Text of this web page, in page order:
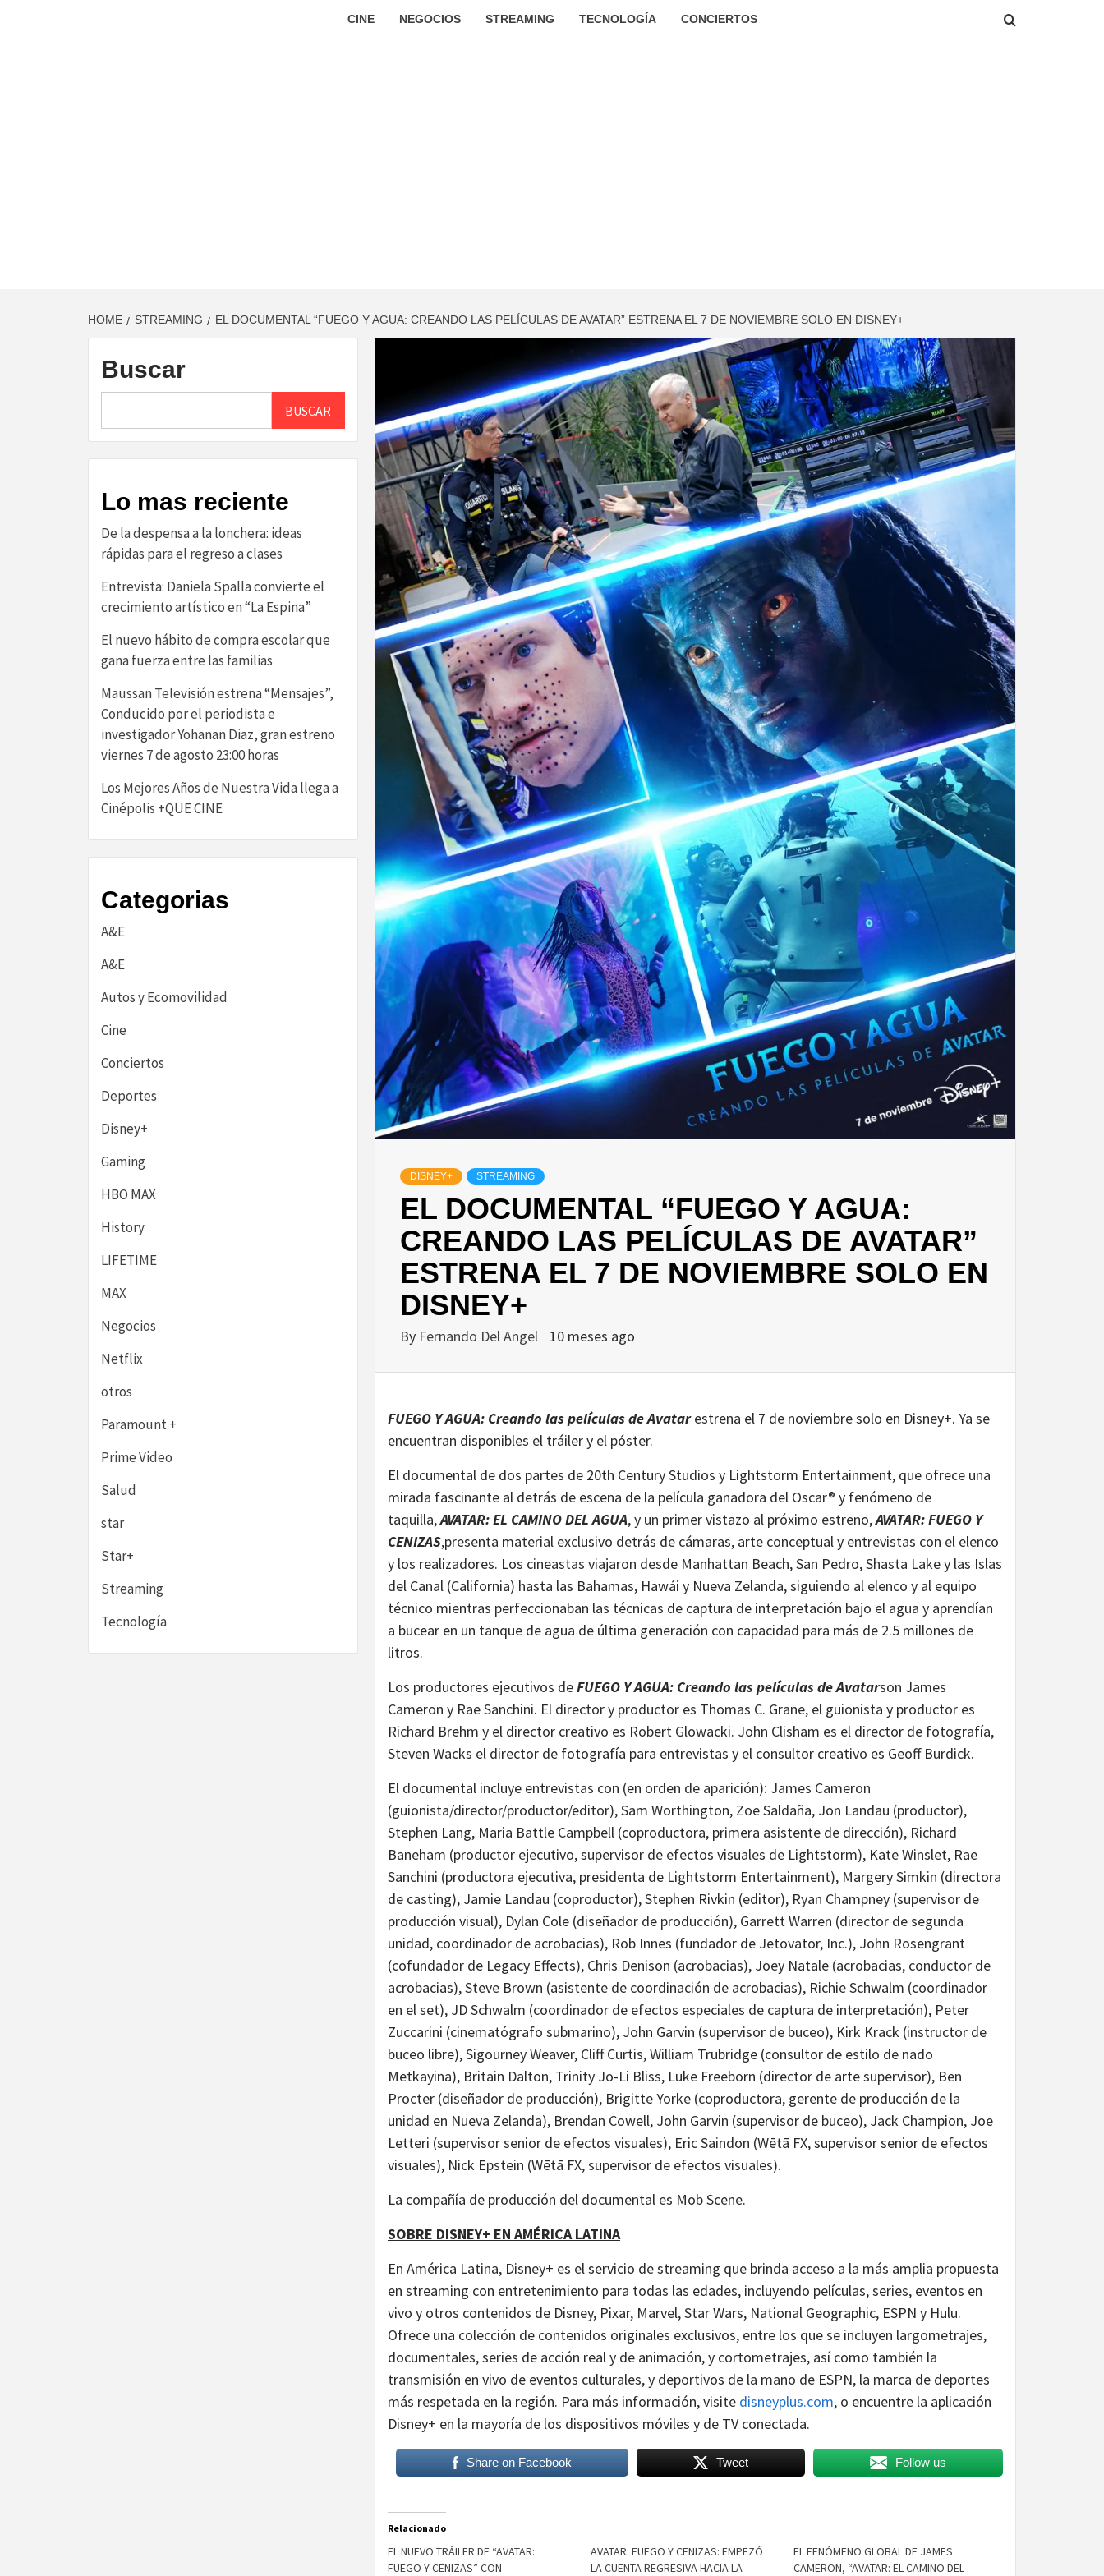
CINE NEGOCIOS STREAMING TECNOLOGÍA CONCIERTOS
HOME STREAMING EL DOCUMENTAL “FUEGO Y AGUA: CREANDO LAS PELÍCULAS DE AVATAR” ESTRENA EL 7 DE NOVIEMBRE SOLO EN DISNEY+
DISNEY+ STREAMING
EL DOCUMENTAL “FUEGO Y AGUA:
CREANDO LAS PELÍCULAS DE AVATAR”
ESTRENA EL 7 DE NOVIEMBRE SOLO EN
DISNEY+
By Fernando Del Angel 10 meses ago
FUEGO Y AGUA: Creando las películas de Avatarestrena el 7 de noviembre solo en Disney+. Ya se
encuentran disponibles el tráiler y el póster.
El documental de dos partes de 20th Century Studios y Lightstorm Entertainment, que ofrece una
mirada fascinante al detrás de escena de la película ganadora del Oscar® y fenómeno de
taquilla,AVATAR: EL CAMINO DEL AGUA, y un primer vistazo al próximo estreno,AVATAR: FUEGO Y
CENIZAS,presenta material exclusivo detrás de cámaras, arte conceptual y entrevistas con el elenco
y los realizadores. Los cineastas viajaron desde Manhattan Beach, San Pedro, Shasta Lake y las Islas
del Canal (California) hasta las Bahamas, Hawái y Nueva Zelanda, siguiendo al elenco y al equipo
técnico mientras perfeccionaban las técnicas de captura de interpretación bajo el agua y aprendían
a bucear en un tanque de agua de última generación con capacidad para más de 2.5 millones de
litros.
Los productores ejecutivos deFUEGO Y AGUA: Creando las películas de Avatarson James
Cameron y Rae Sanchini. El director y productor es Thomas C. Grane, el guionista y productor es
Richard Brehm y el director creativo es Robert Glowacki. John Clisham es el director de fotografía,
Steven Wacks el director de fotografía para entrevistas y el consultor creativo es Geoff Burdick.
El documental incluye entrevistas con (en orden de aparición): James Cameron
(guionista/director/productor/editor), Sam Worthington, Zoe Saldaña, Jon Landau (productor),
Stephen Lang, Maria Battle Campbell (coproductora, primera asistente de dirección), Richard
Baneham (productor ejecutivo, supervisor de efectos visuales de Lightstorm), Kate Winslet, Rae
Sanchini (productora ejecutiva, presidenta de Lightstorm Entertainment), Margery Simkin (directora
de casting), Jamie Landau (coproductor), Stephen Rivkin (editor), Ryan Champney (supervisor de
producción visual), Dylan Cole (diseñador de producción), Garrett Warren (director de segunda
unidad, coordinador de acrobacias), Rob Innes (fundador de Jetovator, Inc.), John Rosengrant
(cofundador de Legacy Effects), Chris Denison (acrobacias), Joey Natale (acrobacias, conductor de
acrobacias), Steve Brown (asistente de coordinación de acrobacias), Richie Schwalm (coordinador
en el set), JD Schwalm (coordinador de efectos especiales de captura de interpretación), Peter
Zuccarini (cinematógrafo submarino), John Garvin (supervisor de buceo), Kirk Krack (instructor de
buceo libre), Sigourney Weaver, Cliff Curtis, William Trubridge (consultor de estilo de nado
Metkayina), Britain Dalton, Trinity Jo-Li Bliss, Luke Freeborn (director de arte supervisor), Ben
Procter (diseñador de producción), Brigitte Yorke (coproductora, gerente de producción de la
unidad en Nueva Zelanda), Brendan Cowell, John Garvin (supervisor de buceo), Jack Champion, Joe
Letteri (supervisor senior de efectos visuales), Eric Saindon (Wētā FX, supervisor senior de efectos
visuales), Nick Epstein (Wētā FX, supervisor de efectos visuales).
La compañía de producción del documental es Mob Scene.
SOBRE DISNEY+ EN AMÉRICA LATINA
En América Latina, Disney+ es el servicio de streaming que brinda acceso a la más amplia propuesta
en streaming con entretenimiento para todas las edades, incluyendo películas, series, eventos en
vivo y otros contenidos de Disney, Pixar, Marvel, Star Wars, National Geographic, ESPN y Hulu.
Ofrece una colección de contenidos originales exclusivos, entre los que se incluyen largometrajes,
documentales, series de acción real y de animación, y cortometrajes, así como también la
transmisión en vivo de eventos culturales, y deportivos de la mano de ESPN, la marca de deportes
más respetada en la región. Para más información, visite disneyplus.com, o encuentre la aplicación
Disney+ en la mayoría de los dispositivos móviles y de TV conectada.
Share on Facebook Tweet Follow us
Relacionado
EL NUEVO TRÁILER DE “AVATAR:
FUEGO Y CENIZAS” CON
AVATAR: FUEGO Y CENIZAS: EMPEZÓ
LA CUENTA REGRESIVA HACIA LA
EL FENÓMENO GLOBAL DE JAMES
CAMERON, “AVATAR: EL CAMINO DEL
Buscar
BUSCAR
Lo mas reciente
De la despensa a la lonchera: ideas
rápidas para el regreso a clases
Entrevista: Daniela Spalla convierte el
crecimiento artístico en “La Espina”
El nuevo hábito de compra escolar que
gana fuerza entre las familias
Maussan Televisión estrena “Mensajes”,
Conducido por el periodista e
investigador Yohanan Diaz, gran estreno
viernes 7 de agosto 23:00 horas
Los Mejores Años de Nuestra Vida llega a
Cinépolis +QUE CINE
Categorias
A&E
A&E
Autos y Ecomovilidad
Cine
Conciertos
Deportes
Disney+
Gaming
HBO MAX
History
LIFETIME
MAX
Negocios
Netflix
otros
Paramount +
Prime Video
Salud
star
Star+
Streaming
Tecnología